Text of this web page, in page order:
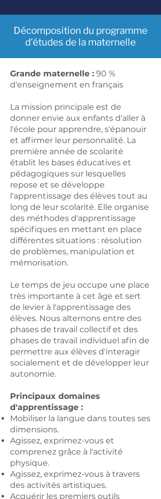
Décomposition du programme
d'études de la maternelle
Grande maternelle : 90 %
d'enseignement en français
La mission principale est de
donner envie aux enfants d'aller à
l'école pour apprendre, s'épanouir
et affirmer leur personnalité. La
première année de scolarité
établit les bases éducatives et
pédagogiques sur lesquelles
repose et se développe
l'apprentissage des élèves tout au
long de leur scolarité. Elle organise
des méthodes d'apprentissage
spécifiques en mettant en place
différentes situations : résolution
de problèmes, manipulation et
mémorisation.
Le temps de jeu occupe une place
très importante à cet âge et sert
de levier à l'apprentissage des
élèves. Nous alternons entre des
phases de travail collectif et des
phases de travail individuel afin de
permettre aux élèves d'interagir
socialement et de développer leur
autonomie.
Principaux domaines
d'apprentissage :
Mobiliser la langue dans toutes ses
dimensions.
Agissez, exprimez-vous et
comprenez grâce à l'activité
physique.
Agissez, exprimez-vous à travers
des activités artistiques.
Acquérir les premiers outils